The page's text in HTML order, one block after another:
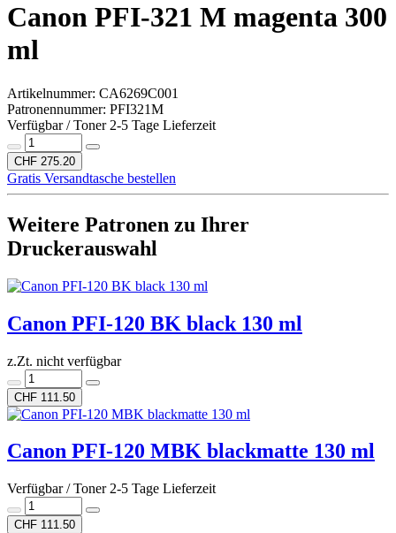
Canon PFI-321 M magenta 300
ml
Artikelnummer: CA6269C001
Patronennummer: PFI321M
Verfügbar / Toner 2-5 Tage Lieferzeit
CHF 275.20
Gratis Versandtasche bestellen
Weitere Patronen zu Ihrer
Druckerauswahl
Canon PFI-120 BK black 130 ml
z.Zt. nicht verfügbar
CHF 111.50
Canon PFI-120 MBK blackmatte 130 ml
Verfügbar / Toner 2-5 Tage Lieferzeit
CHF 111.50